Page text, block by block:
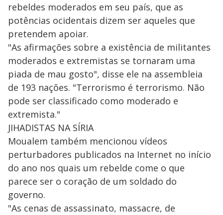
rebeldes moderados em seu país, que as
potências ocidentais dizem ser aqueles que
pretendem apoiar.
"As afirmações sobre a existência de militantes
moderados e extremistas se tornaram uma
piada de mau gosto", disse ele na assembleia
de 193 nações. "Terrorismo é terrorismo. Não
pode ser classificado como moderado e
extremista."
JIHADISTAS NA SÍRIA
Moualem também mencionou vídeos
perturbadores publicados na Internet no início
do ano nos quais um rebelde come o que
parece ser o coração de um soldado do
governo.
"As cenas de assassinato, massacre, de